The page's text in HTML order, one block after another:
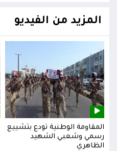
المزيد من الفيديو
المقاومة الوطنية تودع بتشييع
رسمي وشعبي الشهيد
الظاهري